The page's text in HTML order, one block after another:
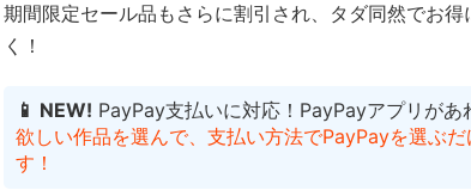
期間限定セール品もさらに割引され、タダ同然でお得
く！
📱 NEW! PayPay支払いに対応！PayPayアプリがあ
欲しい作品を選んで、支払い方法でPayPayを選ぶ
す！